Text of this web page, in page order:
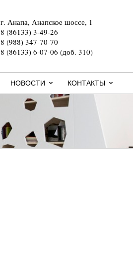
г. Анапа, Анапское шоссе, 1
8 (86133) 3-49-26
8 (988) 347-70-70
8 (86133) 6-07-06 (доб. 310)
НОВОСТИ КОНТАКТЫ